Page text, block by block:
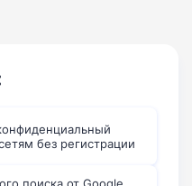
без регистрации